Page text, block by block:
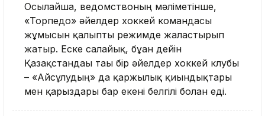
Осылайша, ведомствоның мәліметінше,
«Торпедо» әйелдер хоккей командасы
жұмысын қалыпты режимде жалғастырып
жатыр. Еске салайық, бұған дейін
Қазақстандағы тағы бір әйелдер хоккей клубы
– «Айсұлудың» да қаржылық қиындықтары
мен қарыздары бар екені белгілі болған еді.